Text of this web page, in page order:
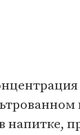
напитке,